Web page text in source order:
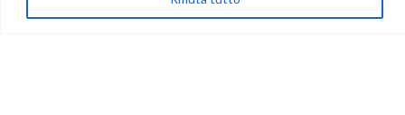
WhatsApp